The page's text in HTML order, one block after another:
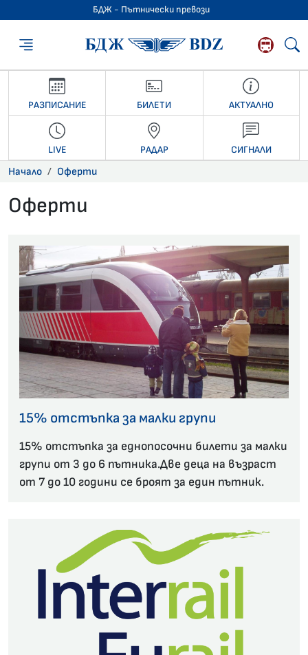
БДЖ - Пътнически превози
БДЖ -
РАЗПИСАНИЕ БИЛЕТИ АКТУАЛНО
LIVE РАДАР СИГНАЛИ
Начало Оферти
Оферти
15% отстъпка за малки групи
15% отстъпка за еднопосочни билети за малки
групи от 3 до 6 пътника.Две деца на възраст
от 7 до 10 години се броят за един пътник.